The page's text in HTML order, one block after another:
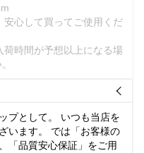
安心して買ってご使用くだ
時間が予想以上になる場

プとして。 いつも当店を
います。 では「お客様の
「品質安心保証」をご用